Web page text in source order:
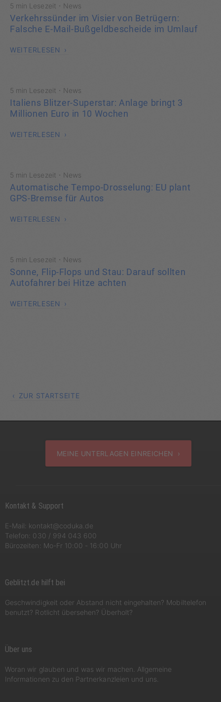
5 min Lesezeit · News
Verkehrssünder im Visier von Betrügern:
Falsche E-Mail-Bußgeldbescheide im Umlauf
WEITERLESEN
5 min Lesezeit · News
Italiens Blitzer-Superstar: Anlage bringt 3
Millionen Euro in 10 Wochen
WEITERLESEN
5 min Lesezeit · News
Automatische Tempo-Drosselung: EU plant
GPS-Bremse für Autos
WEITERLESEN
5 min Lesezeit · News
Sonne, Flip-Flops und Stau: Darauf sollten
Autofahrer bei Hitze achten
WEITERLESEN
ZUR STARTSEITE
MEINE UNTERLAGEN EINREICHEN ›
Kontakt & Support
E-Mail: kontakt@coduka.de
Telefon: 030 / 994 043 600
Bürozeiten: Mo-Fr 10:00 - 16:00 Uhr
Geblitzt.de hilft bei
Geschwindigkeit oder Abstand nicht eingehalten? Mobiltelefon
benutzt? Rotlicht übersehen? Überholt?
Über uns
Woran wir glauben und was wir machen. Allgemeine
Informationen zu den Partnerkanzleien und uns.